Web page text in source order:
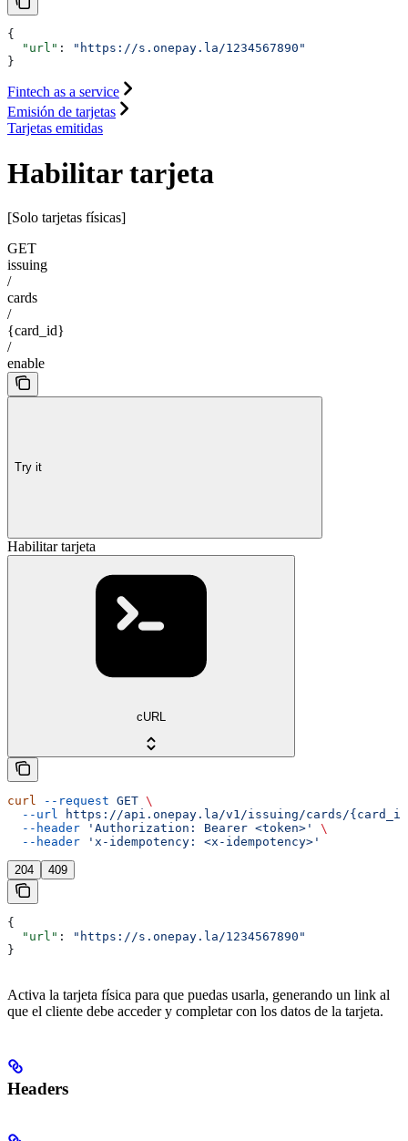
{
  "url"
:
"https://s.onepay.la/1234567890"
}
Fintech as a service
Emisión de tarjetas
Tarjetas emitidas
Habilitar tarjeta
[Solo tarjetas físicas]
GET
issuing
/
cards
/
{card_id}
/
enable
Try it
Habilitar tarjeta
cURL
curl --request GET \
  --url
https://api.onepay.la/v1/issuing/cards/
  --header
'Authorization: Bearer <token>'
\
  --header
'x-idempotency: <x-idempotency>'
204 409
{
  "url"
:
"https://s.onepay.la/1234567890"
}
Activa la tarjeta física para que puedas usarla, generando un link al
que el cliente debe acceder y completar con los datos de la tarjeta.
Headers